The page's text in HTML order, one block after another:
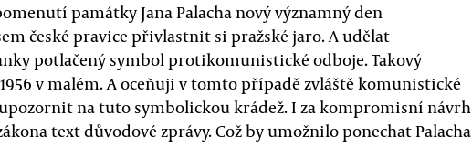
památky Jana Palacha nový významný den
české pravice přivlastnit si pražské jaro. A udělat
potlačený symbol protikomunistické odboje. Takový
v malém. A oceňuji v tomto případě zvláště komunistické
upozornit na tuto symbolickou krádež. I za kompromisní návrh
text důvodové zprávy. Což by umožnilo ponechat Palacha